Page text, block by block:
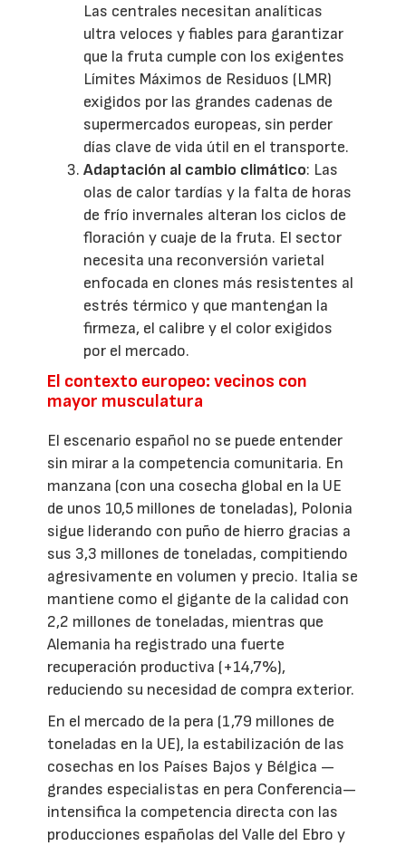
Las centrales necesitan analíticas
ultra veloces y fiables para garantizar
que la fruta cumple con los exigentes
Límites Máximos de Residuos (LMR)
exigidos por las grandes cadenas de
supermercados europeas, sin perder
días clave de vida útil en el transporte.
Adaptación al cambio climático: Las
olas de calor tardías y la falta de horas
de frío invernales alteran los ciclos de
floración y cuaje de la fruta. El sector
necesita una reconversión varietal
enfocada en clones más resistentes al
estrés térmico y que mantengan la
firmeza, el calibre y el color exigidos
por el mercado.
El contexto europeo: vecinos con
mayor musculatura
El escenario español no se puede entender
sin mirar a la competencia comunitaria. En
manzana (con una cosecha global en la UE
de unos 10,5 millones de toneladas), Polonia
sigue liderando con puño de hierro gracias a
sus 3,3 millones de toneladas, compitiendo
agresivamente en volumen y precio. Italia se
mantiene como el gigante de la calidad con
2,2 millones de toneladas, mientras que
Alemania ha registrado una fuerte
recuperación productiva (+14,7%),
reduciendo su necesidad de compra exterior.
En el mercado de la pera (1,79 millones de
toneladas en la UE), la estabilización de las
cosechas en los Países Bajos y Bélgica —
grandes especialistas en pera Conferencia—
intensifica la competencia directa con las
producciones españolas del Valle del Ebro y